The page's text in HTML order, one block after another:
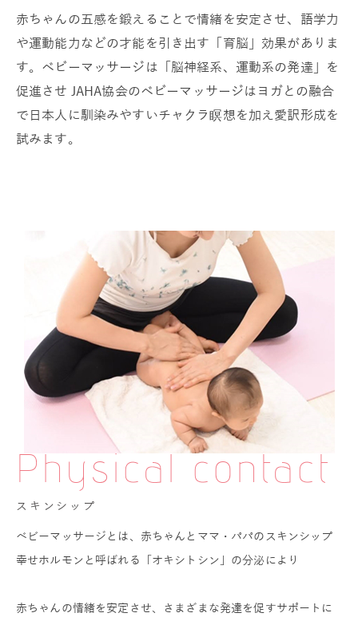
赤ちゃんの五感を鍛えることで情緒を安定させ、語学力
や運動能力などの才能を引き出す「育脳」効果がありま
す。ベビーマッサージは「脳神経系、運動系の発達」を
促進させ JAHA協会のベビーマッサージはヨガとの融合
で日本人に馴染みやすいチャクラ瞑想を加え愛訳形成を
試みます。
Physical contact
スキンシップ
ベビーマッサージとは、赤ちゃんとママ・パパのスキンシップ
幸せホルモンと呼ばれる「オキシトシン」の分泌により
赤ちゃんの情緒を安定させ、さまざまな発達を促すサポートに